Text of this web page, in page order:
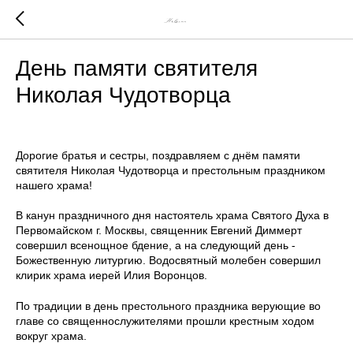
Новости
День памяти святителя
Николая Чудотворца
Дорогие братья и сестры, поздравляем с днём памяти
святителя Николая Чудотворца и престольным праздником
нашего храма!
В канун праздничного дня настоятель храма Святого Духа в
Первомайском г. Москвы, священник Евгений Диммерт
совершил всенощное бдение, а на следующий день -
Божественную литургию. Водосвятный молебен совершил
клирик храма иерей Илия Воронцов.
По традиции в день престольного праздника верующие во
главе со священнослужителями прошли крестным ходом
вокруг храма.